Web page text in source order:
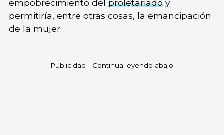
empobrecimiento delproletariadoy
permitiría, entre otras cosas, la emancipación
de la mujer.